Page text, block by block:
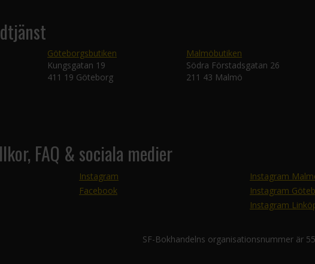
Göteborgsbutiken
Kungsgatan 19
411 19 Göteborg
Malmöbutiken
Södra Förstadsgatan 26
211 43 Malmö
FAQ & sociala medier
Instagram
Facebook
Instagram
Instagram
Instagram
SF-Bokhandelns organisationsnummer är